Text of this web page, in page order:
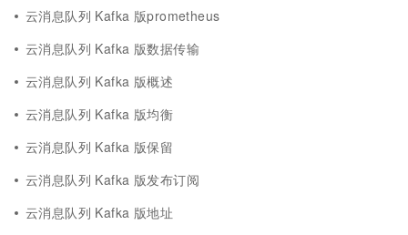
云消息队列 Kafka 版prometheus
云消息队列 Kafka 版数据传输
云消息队列 Kafka 版概述
云消息队列 Kafka 版均衡
云消息队列 Kafka 版保留
云消息队列 Kafka 版发布订阅
云消息队列 Kafka 版地址